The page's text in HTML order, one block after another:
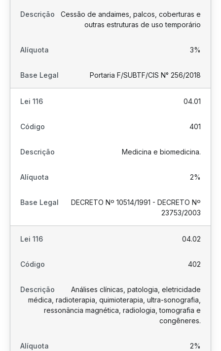
Cessão de andaimes, palcos, coberturas e
outras estruturas de uso temporário
3%
Portaria F/SUBTF/CIS N° 256/2018
04.01
401
Medicina e biomedicina.
2%
DECRETO Nº 10514/1991 - DECRETO Nº
23753/2003
04.02
402
Análises clínicas, patologia, eletricidade
médica, radioterapia, quimioterapia, ultra-sonografia,
ressonância magnética, radiologia, tomografia e
congêneres.
2%